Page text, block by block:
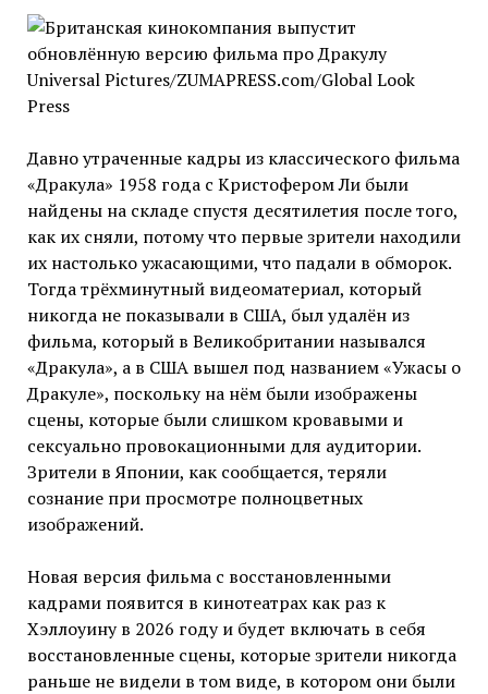
Universal Pictures/ZUMAPRESS.com/Global Look
Press
Давно утраченные кадры из классического фильма
«Дракула» 1958 года с Кристофером Ли были
найдены на складе спустя десятилетия после того,
как их сняли, потому что первые зрители находили
их настолько ужасающими, что падали в обморок.
Тогда трёхминутный видеоматериал, который
никогда не показывали в США, был удалён из
фильма, который в Великобритании назывался
«Дракула», а в США вышел под названием «Ужасы о
Дракуле», поскольку на нём были изображены
сцены, которые были слишком кровавыми и
сексуально провокационными для аудитории.
Зрители в Японии, как сообщается, теряли
сознание при просмотре полноцветных
изображений.
Новая версия фильма с восстановленными
кадрами появится в кинотеатрах как раз к
Хэллоуину в 2026 году и будет включать в себя
восстановленные сцены, которые зрители никогда
раньше не видели в том виде, в котором они были